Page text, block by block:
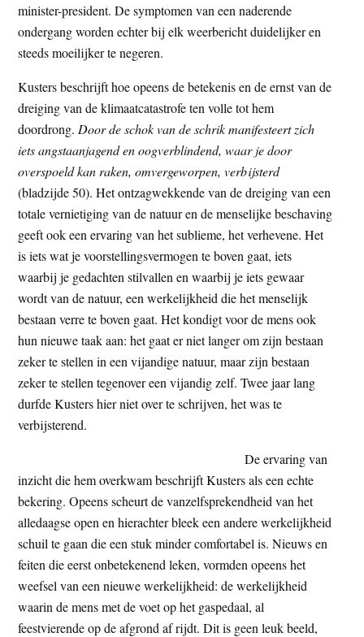
minister-president. De symptomen van een naderende
ondergang worden echter bij elk weerbericht duidelijker en
steeds moeilijker te negeren.
Kusters beschrijft hoe opeens de betekenis en de ernst van de
dreiging van de klimaatcatastrofe ten volle tot hem
doordrong. Door de schok van de schrik manifesteert zich
iets angstaanjagend en oogverblindend, waar je door
overspoeld kan raken, omvergeworpen, verbijsterd
(bladzijde 50). Het ontzagwekkende van de dreiging van een
totale vernietiging van de natuur en de menselijke beschaving
geeft ook een ervaring van het sublieme, het verhevene. Het
is iets wat je voorstellingsvermogen te boven gaat, iets
waarbij je gedachten stilvallen en waarbij je iets gewaar
wordt van de natuur, een werkelijkheid die het menselijk
bestaan verre te boven gaat. Het kondigt voor de mens ook
hun nieuwe taak aan: het gaat er niet langer om zijn bestaan
zeker te stellen in een vijandige natuur, maar zijn bestaan
zeker te stellen tegenover een vijandig zelf. Twee jaar lang
durfde Kusters hier niet over te schrijven, het was te
verbijsterend.
De ervaring van
inzicht die hem overkwam beschrijft Kusters als een echte
bekering. Opeens scheurt de vanzelfsprekendheid van het
alledaagse open en hierachter bleek een andere werkelijkheid
schuil te gaan die een stuk minder comfortabel is. Nieuws en
feiten die eerst onbetekenend leken, vormden opeens het
weefsel van een nieuwe werkelijkheid: de werkelijkheid
waarin de mens met de voet op het gaspedaal, al
feestvierende op de afgrond af rijdt. Dit is geen leuk beeld,